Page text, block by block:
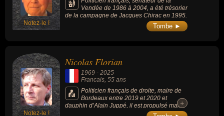
Notez-le !
Vendée de 1986 à 2004, a été trésorier
de la campagne de Jacques Chirac en 1995.
Tombe ►
Notez-le !
Nicolas Florian
1969 - 2025
Francais , 55 ans
Politicien français de droite, maire de
Bordeaux entre 2019 et 2020 et
dauphin d’Alain Juppé, il est propulsé maire
après le départ d’Alain Juppé et a marqué la
+
+